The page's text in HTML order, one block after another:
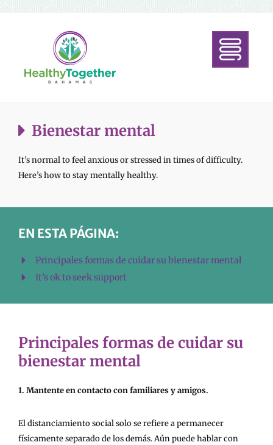
Bienestar mental
It’s normal to feel anxious or stressed in times of difficulty.
Here’s how to stay mentally healthy.
EN ESTA PÁGINA:
Principales formas de cuidar su bienestar mental
It’s ok to seek support
Principales formas de cuidar su
bienestar mental
1. Mantente en contacto con familiares y amigos.
El distanciamiento social solo se refiere a permanecer
físicamente separado de los demás. Aún puede hablar con